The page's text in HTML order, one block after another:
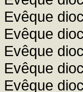
Evêque
Evêque
Evêque
Evêque
Evêque